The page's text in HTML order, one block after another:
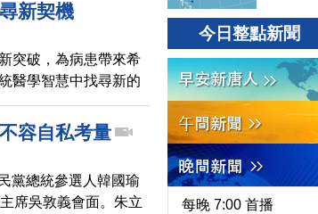
新契機
突破，為病患帶來希
醫學智慧中找尋新的
容自私考量
黨總統參選人韓國瑜
席吳敦義會面。朱立
今日整點新聞
每晚 7:00 首播